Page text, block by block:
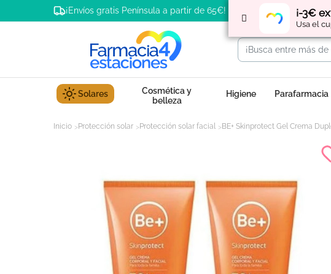
¡-3€
Usa el
¡Envíos gratis Península a partir de 65€!
Solares
Cosmética y
belleza
Higiene Parafarmacia
Inicio Protección solar Protección solar facial BE+ Skinprotect Gel Crema